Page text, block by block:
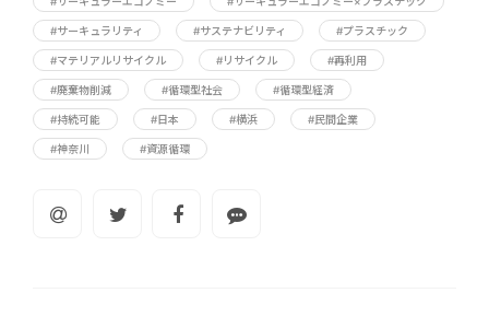
#サーキュラリティ #サステナビリティ #プラスチック
#マテリアルリサイクル #リサイクル #再利用
#廃棄物削減 #循環型社会 #循環型経済
#持続可能 #日本 #横浜 #民間企業
#神奈川 #資源循環